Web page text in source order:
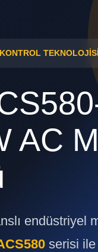
TEKNOLOJİSİ
AC
endüstriyel
serisi ile